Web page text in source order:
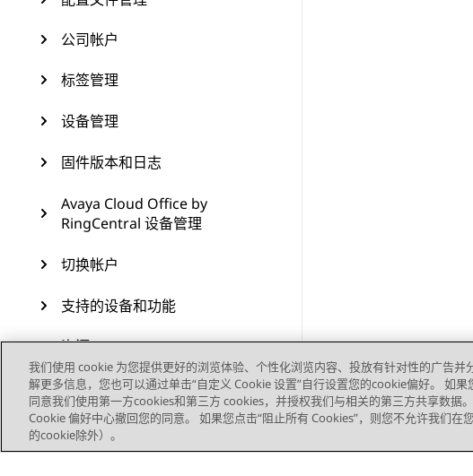
公司帐户
标签管理
设备管理
固件版本和日志
Avaya Cloud Office by
RingCentral 设备管理
切换帐户
支持的设备和功能
资源
我们使用 cookie 为您提供更好的浏览体验、个性化浏览内容、投放有针对性的广告并
解更多信息，您也可以通过单击“自定义 Cookie 设置”自行设置您的cookie偏好。 如果
同意我们使用第一方cookies和第三方 cookies，并授权我们与相关的第三方共享数据
Cookie 偏好中心撤回您的同意。 如果您点击“阻止所有 Cookies”，则您不允许我们在
的cookie除外）。